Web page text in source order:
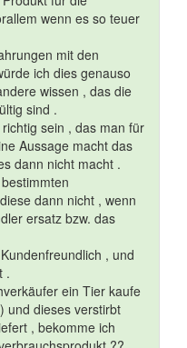
wenn es so teuer
mit den
ich dies genauso
wissen , das die
sind .
sein , das man für
Aussage macht das
dann nicht macht .
dann nicht , wenn
ersatz bzw. das
, und
.
ein Tier kaufe
und dieses verstirbt
, bekomme ich